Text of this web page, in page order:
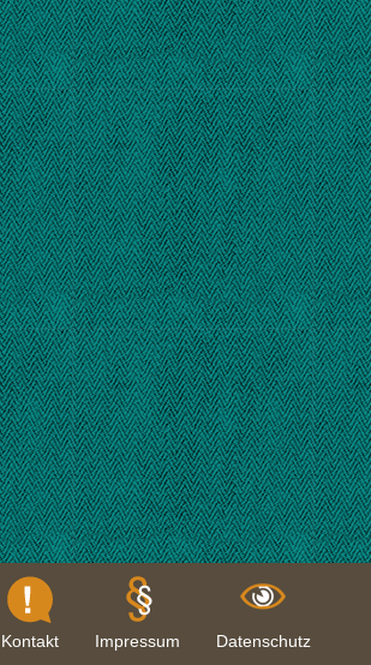
Kontakt Impressum Datenschutz